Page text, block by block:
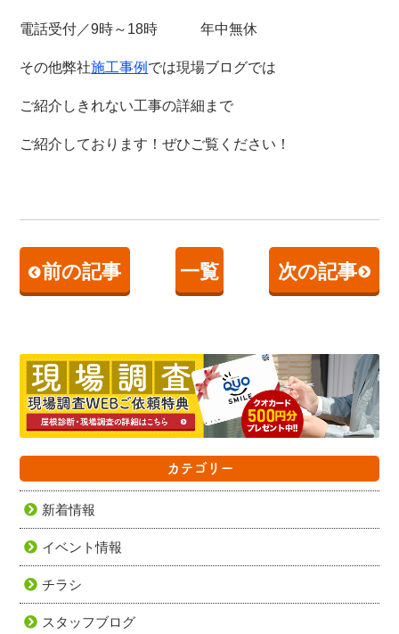
電話受付／9時～18時 年中無休
その他弊社施工事例 では現場ブログでは
ご紹介しきれない工事の詳細まで
ご紹介しております！ぜひご覧ください！
前の記事 一覧 次の記事
カテゴリー
新着情報
イベント情報
チラシ
スタッフブログ